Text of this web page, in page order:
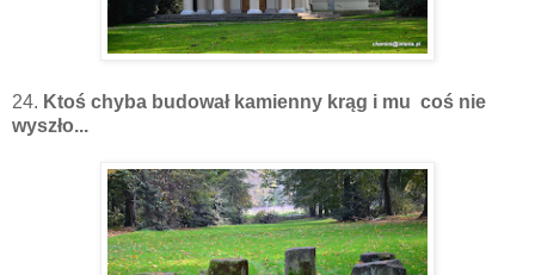
24. Ktoś chyba budował kamienny krąg i mu coś nie
wyszło...